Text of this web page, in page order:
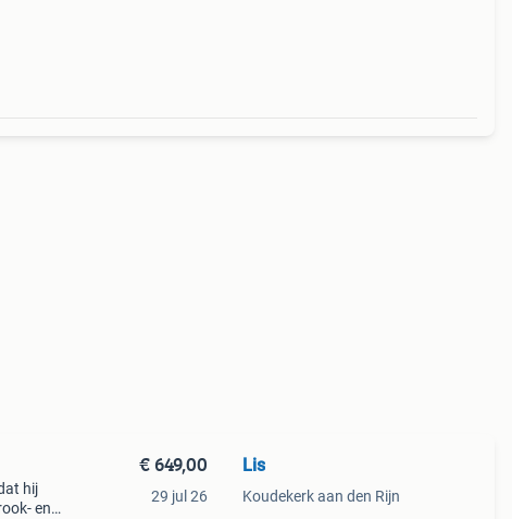
hij
en
€ 649,00
29 jul 26
Lis
Koudekerk aan den Rijn